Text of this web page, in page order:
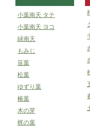
小葉南天 タテ
小葉南天 ヨコ
緑南天
もみじ
笹葉
松葉
ゆずり葉
椿葉
木の芽
梶の葉